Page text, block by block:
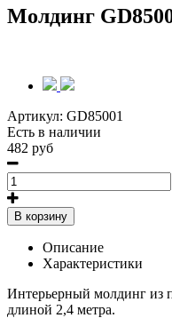
Молдинг
Артикул: GD85001
Есть в наличии
482 руб
В корзину
Описание
Характеристики
Интерьерный молдинг из
длиной 2,4 метра.